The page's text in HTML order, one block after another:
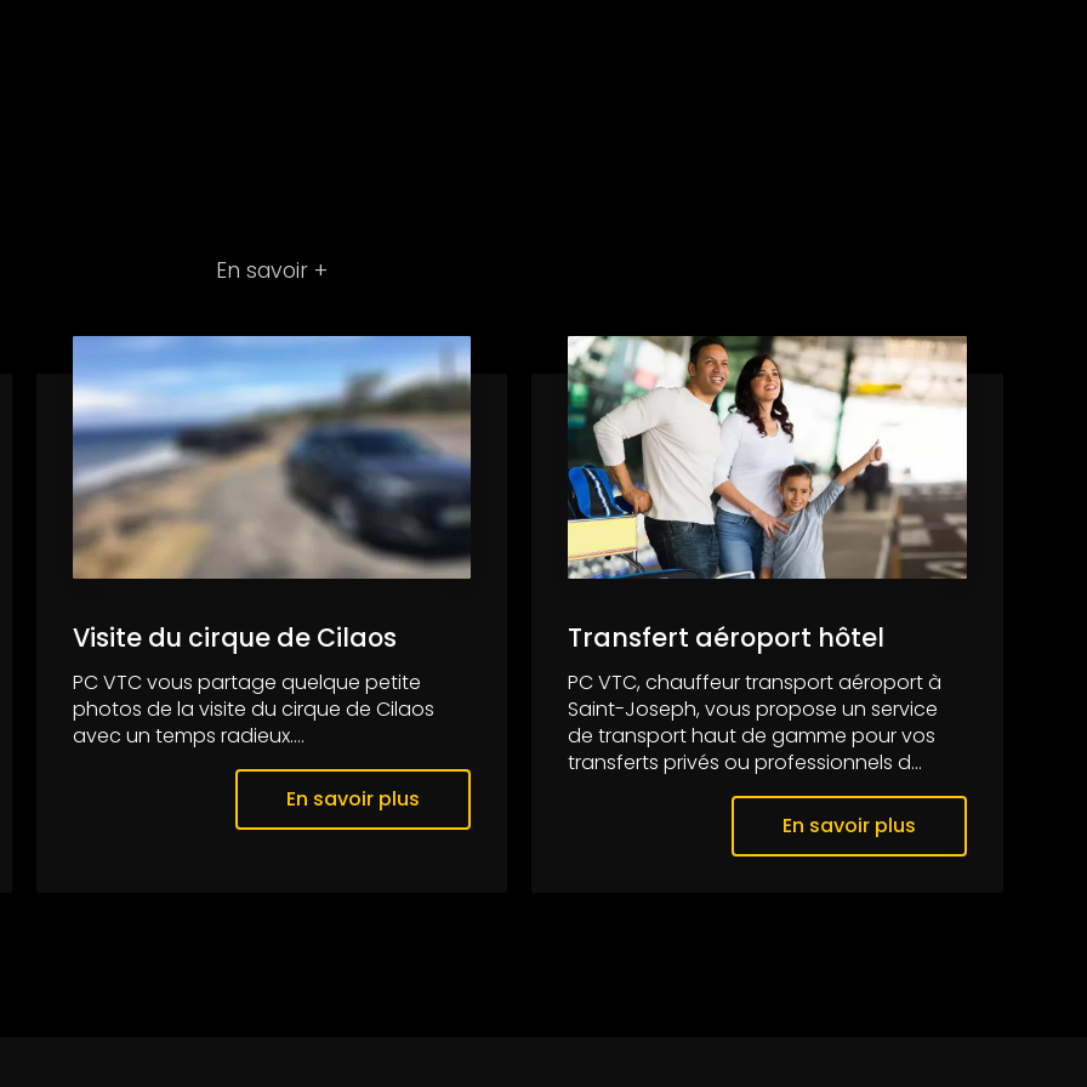
En savoir +
Visite du cirque de Cilaos
PC VTC vous partage quelque petite
photos de la visite du cirque de Cilaos
avec un temps radieux....
En savoir plus
Transfert aéroport hôtel
PC VTC, chauffeur transport aéroport à
Saint-Joseph, vous propose un service
de transport haut de gamme pour vos
transferts privés ou professionnels d...
En savoir plus